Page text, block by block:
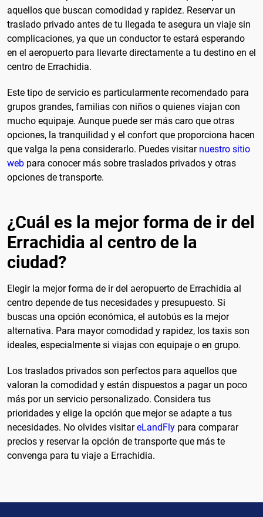
aquellos que buscan comodidad y rapidez. Reservar un
traslado privado antes de tu llegada te asegura un viaje sin
complicaciones, ya que un conductor te estará esperando
en el aeropuerto para llevarte directamente a tu destino en el
centro de Errachidia.
Este tipo de servicio es particularmente recomendado para
grupos grandes, familias con niños o quienes viajan con
mucho equipaje. Aunque puede ser más caro que otras
opciones, la tranquilidad y el confort que proporciona hacen
que valga la pena considerarlo. Puedes visitar nuestro sitio
web para conocer más sobre traslados privados y otras
opciones de transporte.
¿Cuál es la mejor forma de ir del
Errachidia al centro de la
ciudad?
Elegir la mejor forma de ir del aeropuerto de Errachidia al
centro depende de tus necesidades y presupuesto. Si
buscas una opción económica, el autobús es la mejor
alternativa. Para mayor comodidad y rapidez, los taxis son
ideales, especialmente si viajas con equipaje o en grupo.
Los traslados privados son perfectos para aquellos que
valoran la comodidad y están dispuestos a pagar un poco
más por un servicio personalizado. Considera tus
prioridades y elige la opción que mejor se adapte a tus
necesidades. No olvides visitareLandFly para comparar
precios y reservar la opción de transporte que más te
convenga para tu viaje a Errachidia.